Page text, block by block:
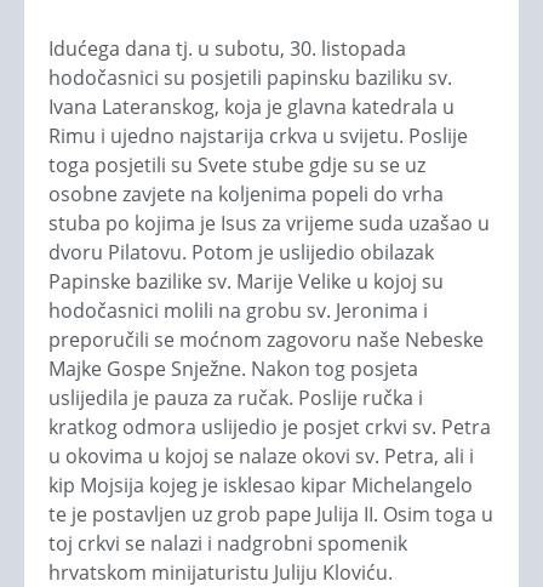
Idućega dana tj. u subotu, 30. listopada
hodočasnici su posjetili papinsku baziliku sv.
Ivana Lateranskog, koja je glavna katedrala u
Rimu i ujedno najstarija crkva u svijetu. Poslije
toga posjetili su Svete stube gdje su se uz
osobne zavjete na koljenima popeli do vrha
stuba po kojima je Isus za vrijeme suda uzašao u
dvoru Pilatovu. Potom je uslijedio obilazak
Papinske bazilike sv. Marije Velike u kojoj su
hodočasnici molili na grobu sv. Jeronima i
preporučili se moćnom zagovoru naše Nebeske
Majke Gospe Snježne. Nakon tog posjeta
uslijedila je pauza za ručak. Poslije ručka i
kratkog odmora uslijedio je posjet crkvi sv. Petra
u okovima u kojoj se nalaze okovi sv. Petra, ali i
kip Mojsija kojeg je isklesao kipar Michelangelo
te je postavljen uz grob pape Julija II. Osim toga u
toj crkvi se nalazi i nadgrobni spomenik
hrvatskom minijaturistu Juliju Kloviću.